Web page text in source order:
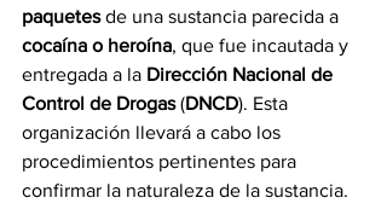
paquetes de una sustancia parecida a
cocaína o heroína, que fue incautada y
entregada a la Dirección Nacional de
Control de Drogas (DNCD). Esta
organización llevará a cabo los
procedimientos pertinentes para
confirmar la naturaleza de la sustancia.